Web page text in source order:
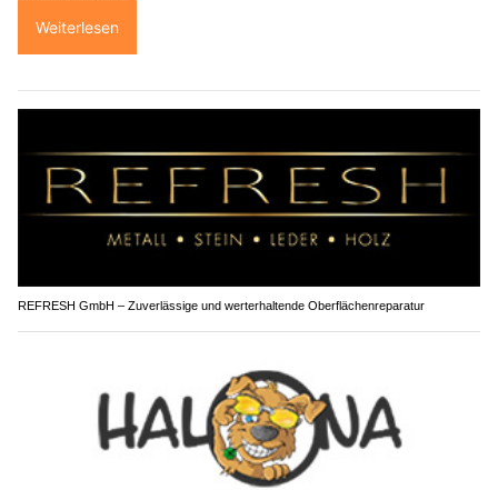
Weiterlesen
REFRESH GmbH – Zuverlässige und werterhaltende Oberflächenreparatur